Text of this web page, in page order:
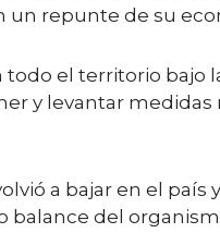
un repunte de su
el territorio bajo
y levantar medidas
a bajar en el país
balance del